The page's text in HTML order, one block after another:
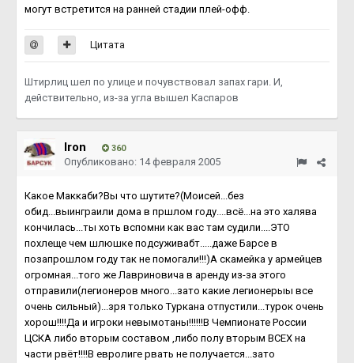
могут встретится на ранней стадии плей-офф.
Цитата
Штирлиц шел по улице и почувствовал запах гари. И,
действительно, из-за угла вышел Каспаров
Iron 360
Опубликовано: 14 февраля 2005
Какое Маккаби?Вы что шутите?(Моисей...без
обид...выинграили дома в пршлом году....всё...на это халява
кончилась...ты хоть вспомни как вас там судили....ЭТО
похлеще чем шлюшке подсуживабт.....даже Барсе в
позапрошлом году так не помогали!!!)А скамейка у армейцев
огромная...того же Лавриновича в аренду из-за этого
отправили(легионеров много...зато какие легионерыы все
очень сильный)...зря только Туркана отпустили...турок очень
хорош!!!!Да и игроки невымотаны!!!!!!В Чемпионате России
ЦСКА либо вторым составом ,либо полу вторым ВСЕХ на
части рвёт!!!!В евролиге рвать не получается...зато